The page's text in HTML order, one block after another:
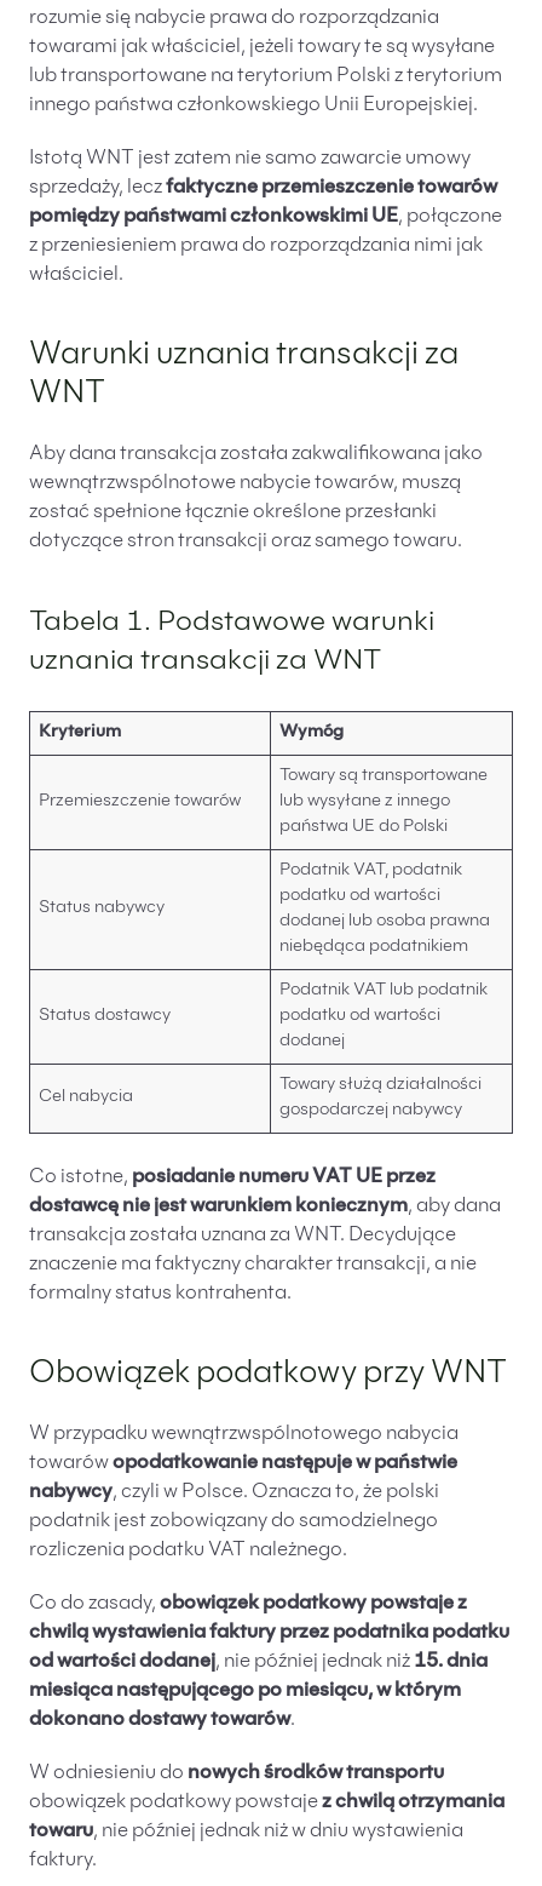
Legalizacja pobytu i pracy cudzoziemców
Księgowość
rozumie się nabycie prawa do rozporządzania
towarami jak właściciel, jeżeli towary te są wysyłane
lub transportowane na terytorium Polski z terytorium
innego państwa członkowskiego Unii Europejskiej.
Istotą WNT jest zatem nie samo zawarcie umowy
sprzedaży, leczfaktyczne przemieszczenie towarów
pomiędzy państwami członkowskimi UE, połączone
z przeniesieniem prawa do rozporządzania nimi jak
właściciel.
Warunki uznania transakcji za
WNT
Aby dana transakcja została zakwalifikowana jako
wewnątrzwspólnotowe nabycie towarów, muszą
zostać spełnione łącznie określone przesłanki
dotyczące stron transakcji oraz samego towaru.
Tabela 1. Podstawowe warunki
uznania transakcji za WNT
Kryterium Wymóg
Przemieszczenie towarów
Towary są transportowane
lub wysyłane z innego
państwa UE do Polski
Status nabywcy
Podatnik VAT, podatnik
podatku od wartości
dodanej lub osoba prawna
niebędąca podatnikiem
Status dostawcy
Podatnik VAT lub podatnik
podatku od wartości
dodanej
Cel nabycia
Towary służą działalności
gospodarczej nabywcy
Co istotne, posiadanie numeru VAT UE przez
dostawcę nie jest warunkiem koniecznym, aby dana
transakcja została uznana za WNT. Decydujące
znaczenie ma faktyczny charakter transakcji, a nie
formalny status kontrahenta.
Obowiązek podatkowy przy WNT
W przypadku wewnątrzwspólnotowego nabycia
towarówopodatkowanie następuje w państwie
nabywcy, czyli w Polsce. Oznacza to, że polski
podatnik jest zobowiązany do samodzielnego
rozliczenia podatku VAT należnego.
Co do zasady, obowiązek podatkowy powstaje z
chwilą wystawienia faktury przez podatnika podatku
od wartości dodanej, nie później jednak niż 15. dnia
miesiąca następującego po miesiącu, w którym
dokonano dostawy towarów.
W odniesieniu do nowych środków transportu
obowiązek podatkowy powstajez chwilą otrzymania
towaru, nie później jednak niż w dniu wystawienia
faktury.